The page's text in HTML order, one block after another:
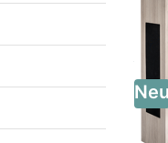
Neu